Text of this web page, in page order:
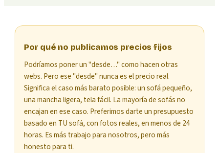
Por qué no publicamos precios fijos
Podríamos poner un "desde…" como hacen otras
webs. Pero ese "desde" nunca es el precio real.
Significa el caso más barato posible: un sofá pequeño,
una mancha ligera, tela fácil. La mayoría de sofás no
encajan en ese caso. Preferimos darte un presupuesto
basado en TU sofá, con fotos reales, en menos de 24
horas. Es más trabajo para nosotros, pero más
honesto para ti.